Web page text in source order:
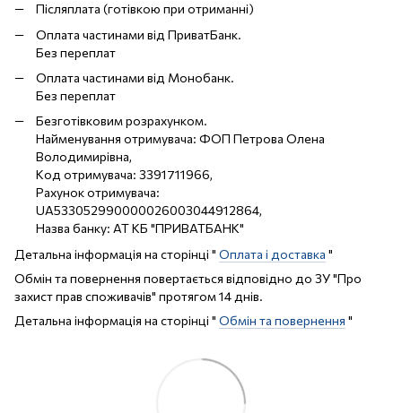
Післяплата (готівкою при отриманні)
Оплата частинами від ПриватБанк.
Без переплат
Оплата частинами від Монобанк.
Без переплат
Безготівковим розрахунком.
Найменування отримувача: ФОП Петрова Олена
Володимирівна,
Код отримувача: 3391711966,
Рахунок отримувача:
UA533052990000026003044912864,
Назва банку: АТ КБ "ПРИВАТБАНК"
Детальна інформація на сторінці " Оплата і доставка "
Обмін та повернення повертається відповідно до ЗУ "Про
захист прав споживачів" протягом 14 днів.
Детальна інформація на сторінці " Обмін та повернення "